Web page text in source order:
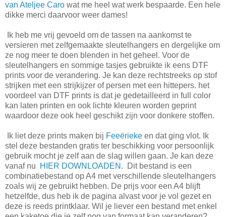
van Ateljee Caro wat me heel wat werk bespaarde. Een hele
dikke merci daarvoor weer dames!
Ik heb me vrij gevoeld om de tassen na aankomst te
versieren met zelfgemaakte sleutelhangers en dergelijke om
ze nog meer te doen blenden in het geheel. Voor de
sleutelhangers en sommige tasjes gebruikte ik eens DTF
prints voor de verandering. Je kan deze rechtstreeks op stof
strijken met een strijkijzer of persen met een hittepers. het
voordeel van DTF prints is dat je gedetailleerd in full color
kan laten printen en ook lichte kleuren worden geprint
waardoor deze ook heel geschikt zijn voor donkere stoffen.
Ik liet deze prints maken bij Feeërieke en dat ging vlot. Ik
stel deze bestanden gratis ter beschikking voor persoonlijk
gebruik mocht je zelf aan de slag willen gaan. Je kan deze
vanaf nu
HIER DOWNLOADEN . Dit bestand is een
combinatiebestand op A4 met verschillende sleutelhangers
zoals wij ze gebruikt hebben. De prijs voor een A4 blijft
hetzelfde, dus heb ik de pagina alvast voor je vol gezet en
deze is reeds printklaar. Wil je liever een bestand met enkel